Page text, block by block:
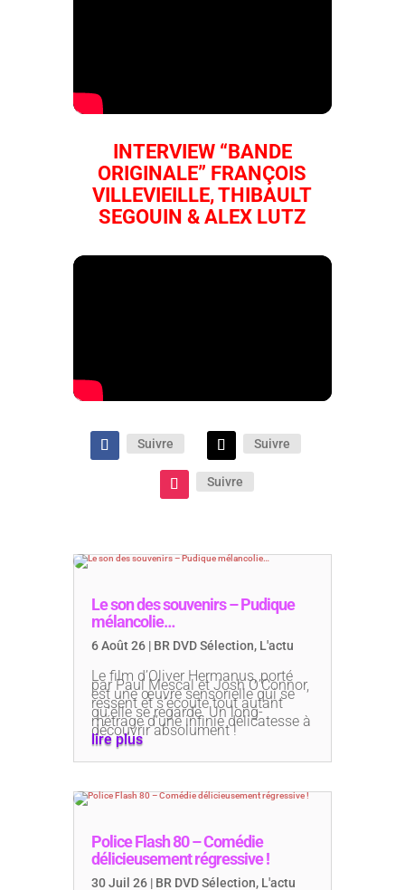
INTERVIEW “BANDE
ORIGINALE” FRANÇOIS
VILLEVIEILLE, THIBAULT
SEGOUIN & ALEX LUTZ
Suivre Suivre
Suivre
Le son des souvenirs – Pudique
mélancolie…
6 Août 26| BR DVD Sélection, L'actu
Le film d’Oliver Hermanus, porté
par Paul Mescal et Josh O’Connor,
est une œuvre sensorielle qui se
ressent et s’écoute tout autant
qu’elle se regarde. Un long-
métrage d’une infinie délicatesse à
découvrir absolument !
lire plus
Police Flash 80 – Comédie
délicieusement régressive !
30 Juil 26| BR DVD Sélection, L'actu